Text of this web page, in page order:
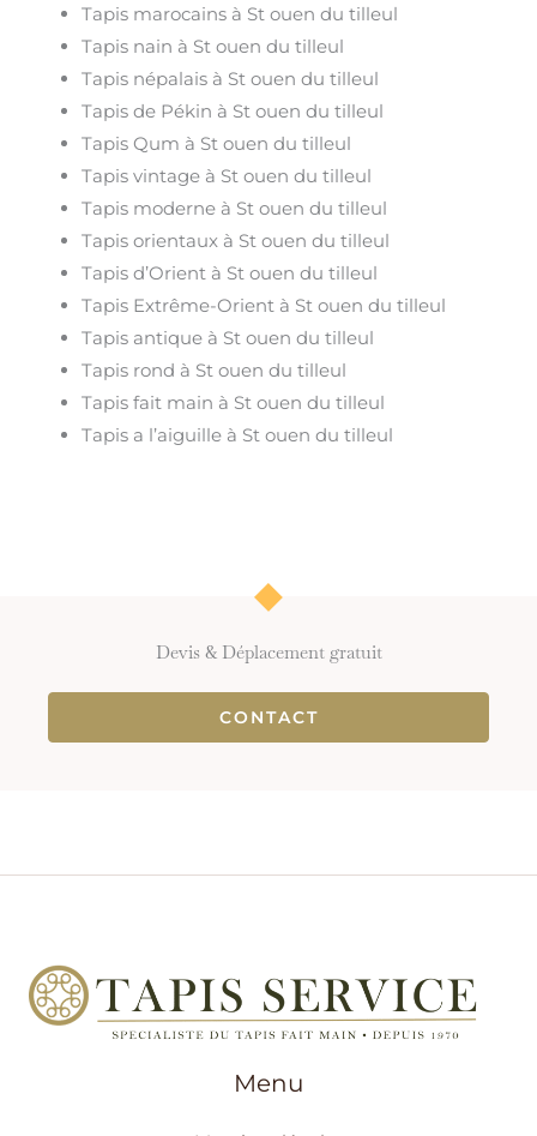
Tapis marocains à St ouen du tilleul
Tapis nain à St ouen du tilleul
Tapis népalais à St ouen du tilleul
Tapis de Pékin à St ouen du tilleul
Tapis Qum à St ouen du tilleul
Tapis vintage à St ouen du tilleul
Tapis moderne à St ouen du tilleul
Tapis orientaux à St ouen du tilleul
Tapis d’Orient à St ouen du tilleul
Tapis Extrême-Orient à St ouen du tilleul
Tapis antique à St ouen du tilleul
Tapis rond à St ouen du tilleul
Tapis fait main à St ouen du tilleul
Tapis a l’aiguille à St ouen du tilleul
Devis & Déplacement gratuit
CONTACT
Menu